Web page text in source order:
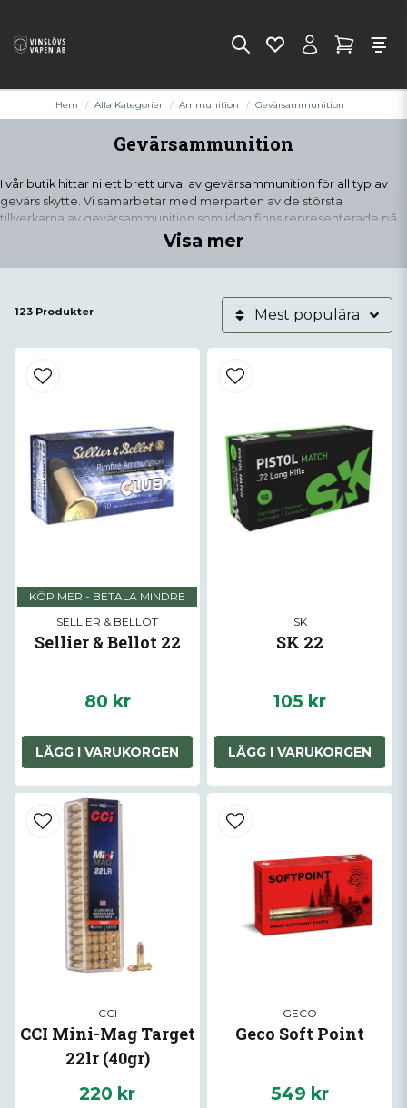
Hem Alla Kategorier Ammunition Gevärsammunition
Gevärsammunition
I vår butik hittar ni ett brett urval av gevärsammunition för all typ av
gevärs skytte. Vi samarbetar med merparten av de största
tillverkarna av gevärsammunition som idag finns representerade på
den svenska marknaden. Är ni osäkra i valet av gevärsammunition
gevärsammunition som passar bäst för just ert ändamål.
Visa mer
123 Produkter Mest populära
KÖP MER - BETALA MINDRE
SELLIER & BELLOT
Sellier & Bellot 22
80 kr
LÄGG I VARUKORGEN
SK
SK 22
105 kr
LÄGG I VARUKORGEN
CCI
CCI Mini-Mag Target
22lr (40gr)
220 kr
GECO
Geco Soft Point
549 kr